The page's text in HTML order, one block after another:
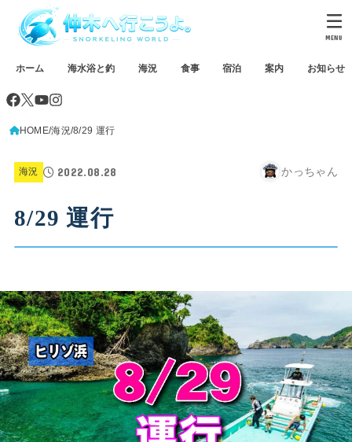
ホーム 海水浴と釣 海況 食事 宿泊 案内 お知らせ
MENU
HOME 海況 8/29 運行
海況 2022.08.28 かっちゃん
8/29 運行